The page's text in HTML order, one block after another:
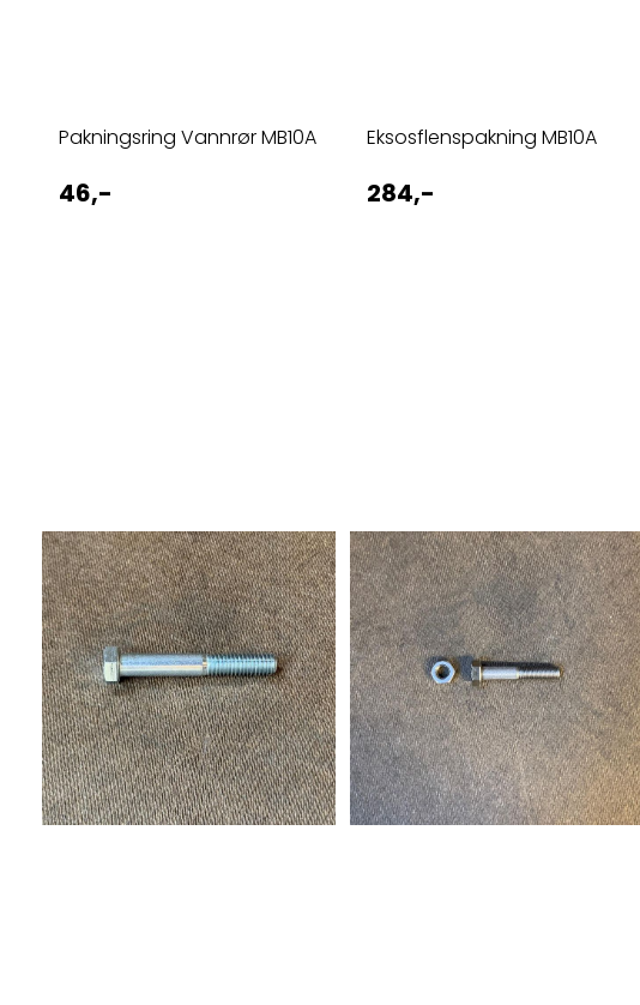
Pakningsring Vannrør MB10A
46,-
Eksosflenspakning MB10A
284,-